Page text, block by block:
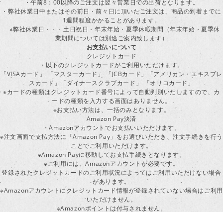
・午前8：00以降のご注文は翌々営業日での出荷となります。
・弊社休業日中またはその前日・前々日に頂いたご注文は、商品の到着までに
1週間程度かかることがあります。
※弊社休業日・・・土日祝日・年末年始・夏季休暇期間（年末年始・夏季休
業期間については別途ご案内致します）
お支払いについて
クレジットカード
・以下のクレジットカードがご利用いただけます。
「VISAカード」 「マスターカード」 「JCBカード」「アメリカン・エキスプレ
スカード」「ダイナースクラブカード」 「オリコカード」
※カードの種類はクレジットカード番号によって自動判別いたしますので、カ
ードの種類を入力する画面はありません。
※お支払い方法は、一括のみとなります。
Amazon Pay決済
・Amazonアカウントでお支払いいただけます。
※注文画面で支払方法に「Amazon Pay」をお選びいただき、注文手続きを行う
ことでご利用いただけます。
※Amazon Payに移動してお支払手続きとなります。
※ご利用には、Amazonアカウントが必要です。
登録されたクレジットカードのご利用状況によってはご利用いただけない場合
があります。
※Amazonアカウントにクレジットカード情報が登録されていない場合はご利用
いただけません。
※Amazonポイントは付与されません。